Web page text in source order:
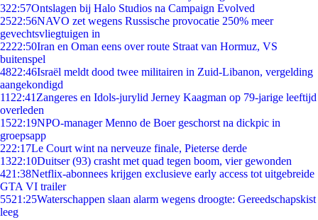
322:57Ontslagen bij Halo Studios na Campaign Evolved
2522:56NAVO zet wegens Russische provocatie 250% meer
gevechtsvliegtuigen in
2222:50Iran en Oman eens over route Straat van Hormuz, VS
buitenspel
4822:46Israël meldt dood twee militairen in Zuid-Libanon, vergelding
aangekondigd
11 22:41 Zangeres en Idols-jurylid Jerney Kaagman op 79-jarige leeftijd
overleden
1522:19NPO-manager Menno de Boer geschorst na dickpic in
groepsapp
222:17Le Court wint na nerveuze finale, Pieterse derde
1322:10Duitser (93) crasht met quad tegen boom, vier gewonden
421:38Netflix-abonnees krijgen exclusieve early access tot uitgebreide
GTA VI trailer
5521:25Waterschappen slaan alarm wegens droogte: Gereedschapskist
leeg